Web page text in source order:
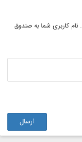
نام کاربری شما به صندوق
ارسال